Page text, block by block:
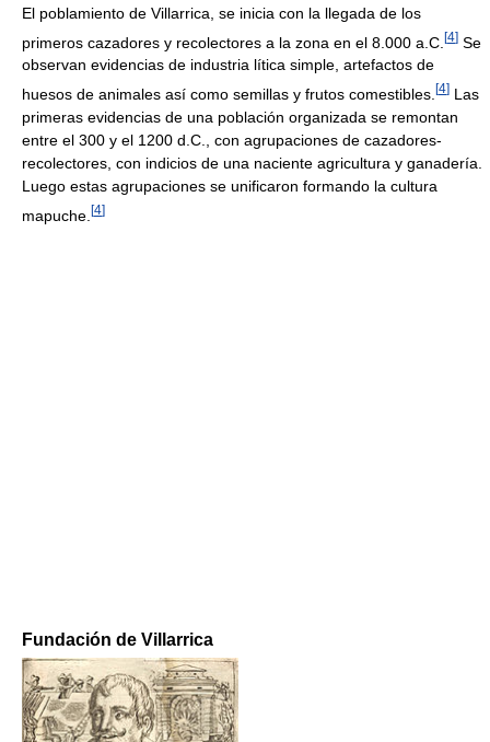
El poblamiento de Villarrica, se inicia con la llegada de los
primeros cazadores y recolectores a la zona en el 8.000 a.C. [4] Se
observan evidencias de industria lítica simple, artefactos de
huesos de animales así como semillas y frutos comestibles. [4] Las
primeras evidencias de una población organizada se remontan
entre el 300 y el 1200 d.C., con agrupaciones de cazadores-
recolectores, con indicios de una naciente agricultura y ganadería.
Luego estas agrupaciones se unificaron formando la cultura
mapuche. [4]
Fundación de Villarrica